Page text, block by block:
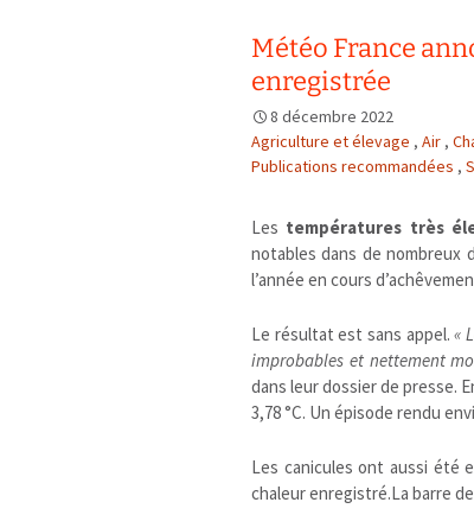
Météo France
enregistrée
8 décembre 2022
Agriculture et élevage , Air ,
Publications recommandées ,
Les températures très
notables dans de nombreux
l’année en cours
Le résultat est sans appel.«
improbables et nettement
dans leur dossier de presse.
3,78 °C. Un épisode rendu
Les canicules ont aussi été
chaleur enregistré.La barre